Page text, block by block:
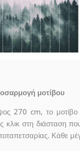
μοτίβου
270 cm, το
στη διάσταση
Κάθε